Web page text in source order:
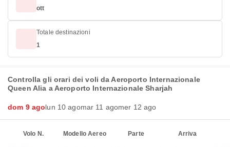
ott
Totale destinazioni
1
Controlla gli orari dei voli da Aeroporto Internazionale
Queen Alia a Aeroporto Internazionale Sharjah
dom 9 agolun 10 agomar 11 agomer 12 ago
Volo N. Modello Aereo Parte Arriva